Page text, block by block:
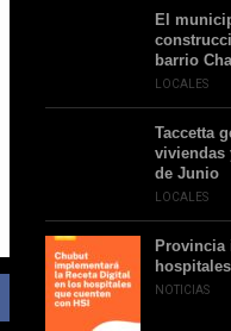
El
barrio
LOCALES
Taccetta
viviendas
de Junio
LOCALES
Provincia
hospitales
NOTICIAS